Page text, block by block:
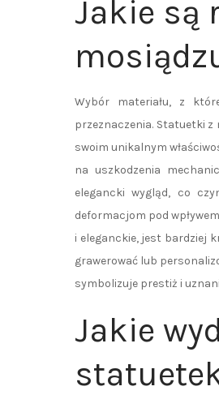
Jakie są
Wybór materiału, z
przeznaczenia. Statuetki
swoim unikalnym
na uszkodzenia
elegancki wygląd, co
deformacjom pod
i eleganckie, jest bardziej
grawerować lub
symbolizuje prestiż i
Jakie